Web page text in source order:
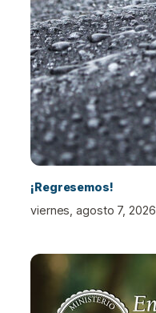
¡Regresemos!
viernes, agosto 7, 2026